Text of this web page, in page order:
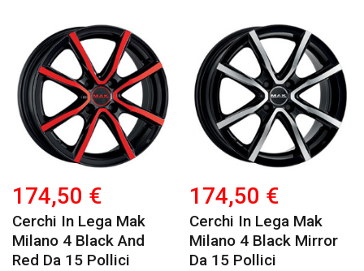
174,50 €
Cerchi In Lega Mak
Milano 4 Black And
Red Da 15 Pollici
174,50 €
Cerchi In Lega Mak
Milano 4 Black Mirror
Da 15 Pollici